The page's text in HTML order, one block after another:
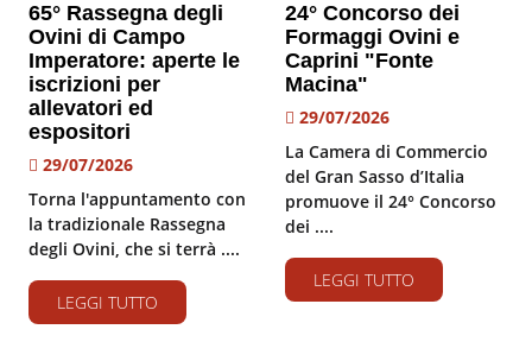
65° Rassegna degli
Ovini di Campo
Imperatore: aperte le
iscrizioni per
allevatori ed
espositori
29/07/2026
Torna l'appuntamento con
la tradizionale Rassegna
degli Ovini, che si terrà ....
LEGGI TUTTO
24° Concorso dei
Formaggi Ovini e
Caprini "Fonte
Macina"
29/07/2026
La Camera di Commercio
del Gran Sasso d’Italia
promuove il 24° Concorso
dei ....
LEGGI TUTTO